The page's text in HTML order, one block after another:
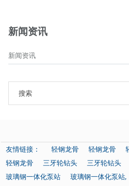
新闻资讯
新闻资讯
友情链接： 轻钢龙骨 轻钢龙骨
轻钢龙骨
三牙轮钻头 三牙轮钻头
玻璃钢一体化泵站
玻璃钢一体化泵站,